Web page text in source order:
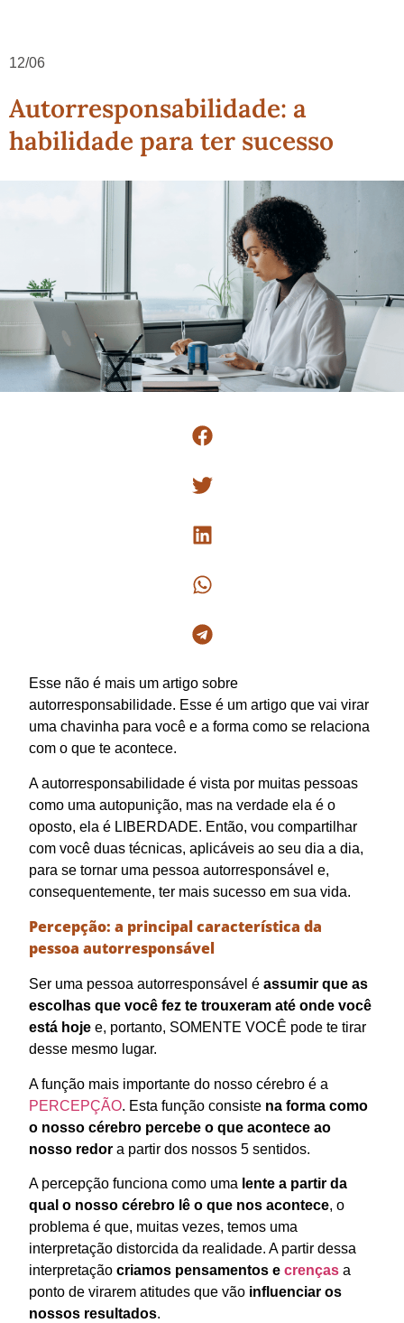
12/06
Autorresponsabilidade: a
habilidade para ter sucesso
Esse não é mais um artigo sobre
autorresponsabilidade. Esse é um artigo que vai virar
uma chavinha para você e a forma como se relaciona
com o que te acontece.
A autorresponsabilidade é vista por muitas pessoas
como uma autopunição, mas na verdade ela é o
oposto, ela é LIBERDADE. Então, vou compartilhar
com você duas técnicas, aplicáveis ao seu dia a dia,
para se tornar uma pessoa autorresponsável e,
consequentemente, ter mais sucesso em sua vida.
Percepção: a principal característica da
pessoa autorresponsável
Ser uma pessoa autorresponsável é assumir que as
escolhas que você fez te trouxeram até onde você
está hoje e, portanto, SOMENTE VOCÊ pode te tirar
desse mesmo lugar.
A função mais importante do nosso cérebro é a
PERCEPÇÃO. Esta função consiste na forma como
o nosso cérebro percebe o que acontece ao
nosso redor a partir dos nossos 5 sentidos.
A percepção funciona como uma lente a partir da
qual o nosso cérebro lê o que nos acontece, o
problema é que, muitas vezes, temos uma
interpretação distorcida da realidade. A partir dessa
interpretação criamos pensamentos e crenças a
ponto de virarem atitudes que vão influenciar os
nossos resultados.